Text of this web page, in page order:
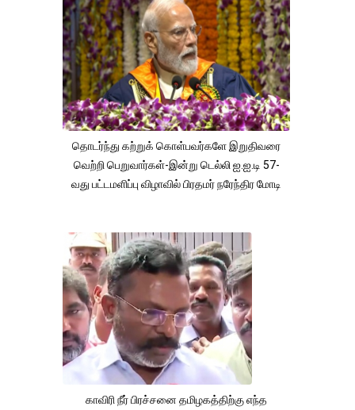
தொடர்ந்து கற்றுக் கொள்பவர்களே இறுதிவரை
வெற்றி பெறுவார்கள்-இன்று டெல்லி ஐ.ஐ.டி 57-
வது பட்டமளிப்பு விழாவில் பிரதமர் நரேந்திர மோடி
காவிரி நீர் பிரச்சனை தமிழகத்திற்கு எந்த